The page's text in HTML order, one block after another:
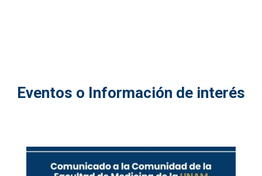
Eventos o Información de interés